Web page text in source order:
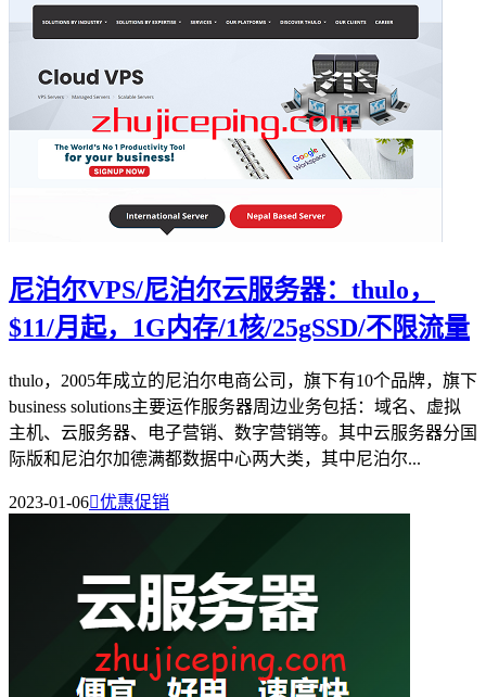
尼泊尔VPS/尼泊尔云服务器：thulo，
$11/月起，1G内存/1核/25gSSD/不限流量
thulo，2005年成立的尼泊尔电商公司，旗下有10个品牌，旗下
business solutions主要运作服务器周边业务包括：域名、虚拟
主机、云服务器、电子营销、数字营销等。其中云服务器分国
际版和尼泊尔加德满都数据中心两大类，其中尼泊尔...
2023-01-06优惠促销